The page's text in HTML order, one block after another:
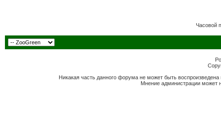
Часовой
Никакая часть данного форума не может быть
Мнение администрации может